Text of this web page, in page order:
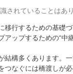
されていることはあり
行するための基礎
ップするための“中
結構多くあります。
つなぐには橋渡しが